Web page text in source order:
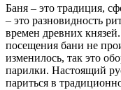
Баня – это традиция,
– это разновидность
времен древних
посещения бани не
изменилось, так это
парилки. Настоящий
париться в